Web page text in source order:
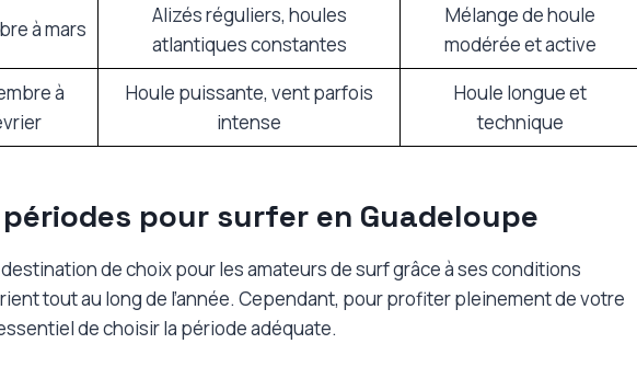
à mars
Alizés réguliers, houles
atlantiques constantes
Mélange de houle
modérée et active
à
Houle puissante, vent parfois
intense
Houle longue et
technique
pour surfer en Guadeloupe
de choix pour les amateurs de surf grâce à ses conditions
tout au long de l’année. Cependant, pour profiter pleinement de votre
de choisir la période adéquate.